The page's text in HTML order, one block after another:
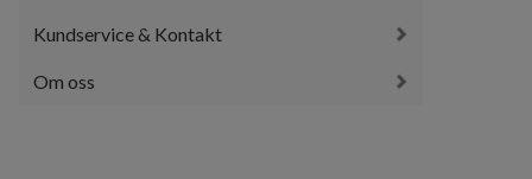
Kundservice & Kontakt
Om oss